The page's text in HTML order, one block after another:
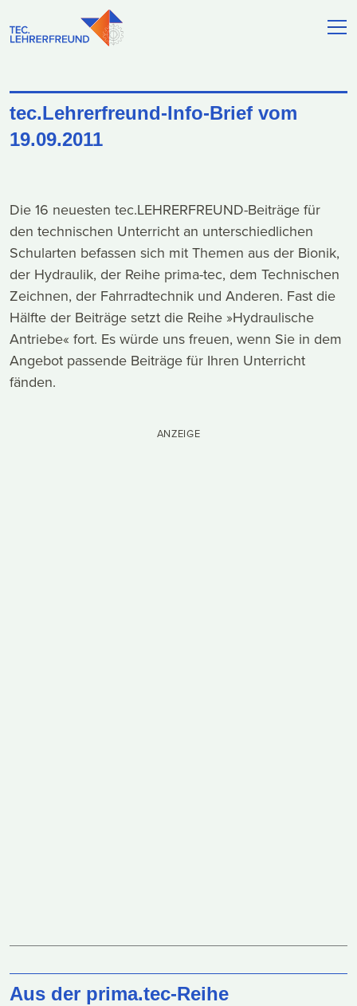
tec.Lehrerfreund-Info-Brief vom
19.09.2011
Die 16 neuesten tec.LEHRERFREUND-Beiträge für
den technischen Unterricht an unterschiedlichen
Schularten befassen sich mit Themen aus der Bionik,
der Hydraulik, der Reihe prima-tec, dem Technischen
Zeichnen, der Fahrradtechnik und Anderen. Fast die
Hälfte der Beiträge setzt die Reihe »Hydraulische
Antriebe« fort. Es würde uns freuen, wenn Sie in dem
Angebot passende Beiträge für Ihren Unterricht
fänden.
ANZEIGE
Aus der prima.tec-Reihe